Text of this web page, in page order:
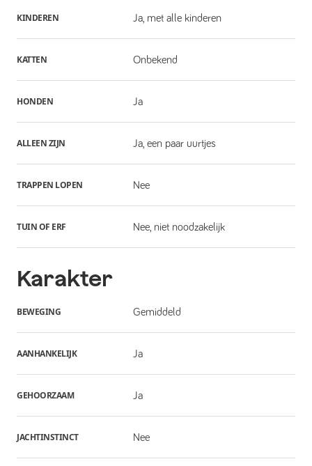
KINDEREN Ja, met alle kinderen
KATTEN Onbekend
HONDEN Ja
ALLEEN ZIJN Ja, een paar uurtjes
TRAPPEN LOPEN Nee
TUIN OF ERF Nee, niet noodzakelijk
Karakter
BEWEGING Gemiddeld
AANHANKELIJK Ja
GEHOORZAAM Ja
JACHTINSTINCT Nee